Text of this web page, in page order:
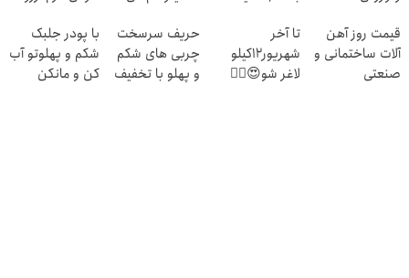
3برابر می کند
جام جهانی)
قیمت روز آهن
آلات ساختمانی و
صنعتی
تا آخر
شهریور12کیلو
لاغر شو😍👌🏻
حریف سرسخت
چربی های شکم
و پهلو با تخفیف
با پودر جلبک
شکم و پهلوتو آب
کن و مانکن